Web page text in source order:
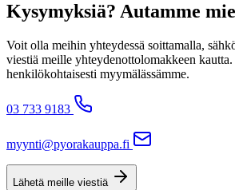
Kysymyksiä? Autamme
Voit olla meihin yhteydessä soittamalla,
viestiä meille yhteydenottolomakkeen
henkilökohtaisesti myymälässämme.
03 733 9183
myynti@pyorakauppa.fi
Lähetä meille viestiä